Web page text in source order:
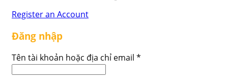
Register an Account
Đăng nhập
Tên tài khoản hoặc địa chỉ email *